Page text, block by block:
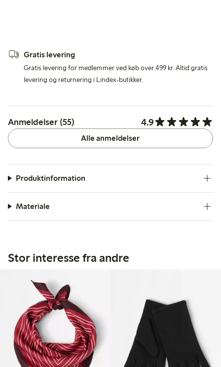
Gratis levering
Gratis levering for medlemmer ved køb over 499 kr. Altid gratis
levering og returnering i Lindex-butikker.
Anmeldelser (55) 4.9
Alle anmeldelser
Produktinformation
Materiale
Stor interesse fra andre